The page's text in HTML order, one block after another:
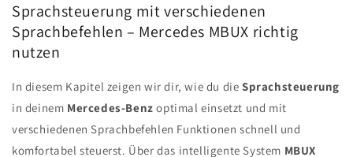
Sprachsteuerung mit verschiedenen
Sprachbefehlen – Mercedes MBUX richtig
nutzen
In diesem Kapitel zeigen wir dir, wie du die Sprachsteuerung
in deinem Mercedes-Benz optimal einsetzt und mit
verschiedenen Sprachbefehlen Funktionen schnell und
komfortabel steuerst. Über das intelligente System MBUX